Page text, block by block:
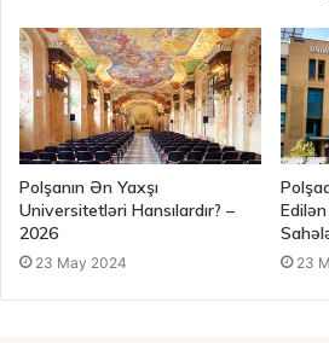
Polşanın Ən Yaxşı
Universitetləri Hansılardır? –
2026
23 May 2024 23